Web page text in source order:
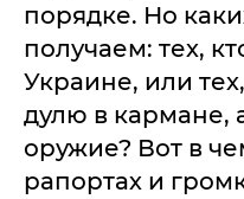
порядке. Но
получаем: тех,
Украине, или
дулю в кармане,
оружие? Вот в
рапортах и